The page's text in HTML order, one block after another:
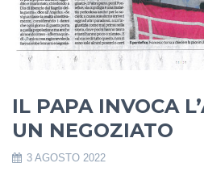
IL PAPA INVOCA
UN NEGOZIATO
3 AGOSTO 2022